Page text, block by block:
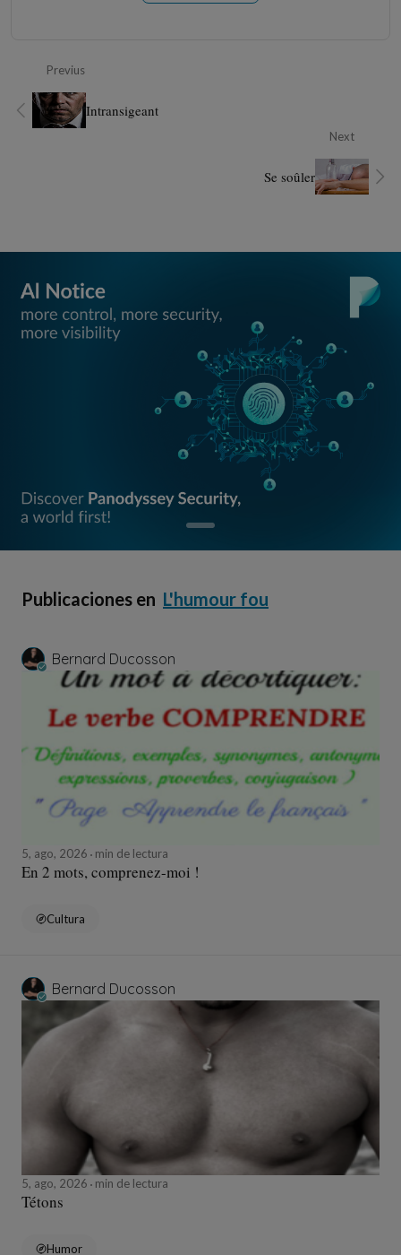
Previus
Intransigeant
Next
Se soûler
Publicaciones en L'humour fou
Bernard Ducosson
5, ago, 2026 min de lectura
En 2 mots, comprenez-moi !
Cultura
Bernard Ducosson
5, ago, 2026 min de lectura
Tétons
Humor